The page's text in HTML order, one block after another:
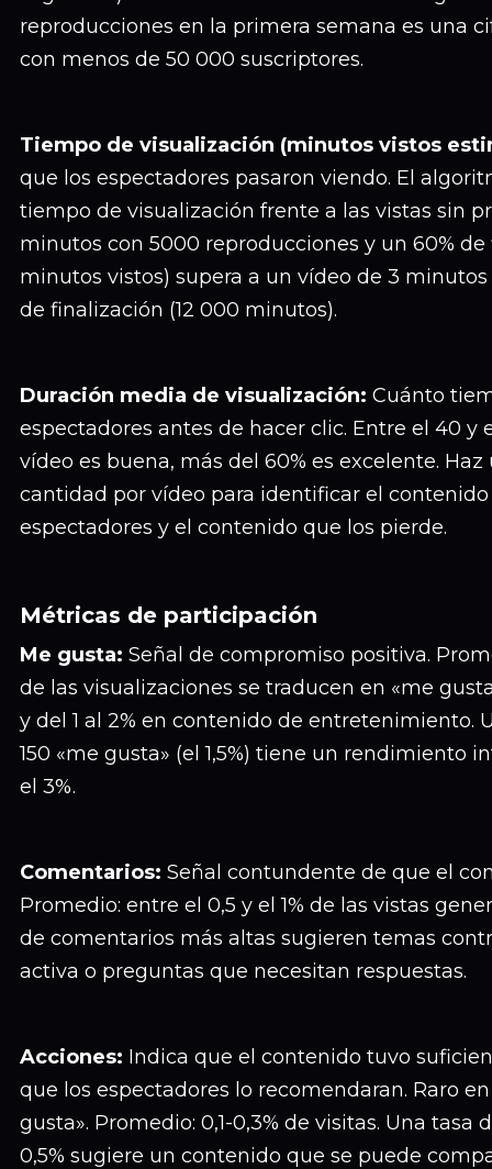
reproducciones en la primera semana es una
con menos de 50 000 suscriptores.
Tiempo de visualización (minutos vistos
que los espectadores pasaron viendo. El
tiempo de visualización frente a las vistas sin
minutos con 5000 reproducciones y un 60%
minutos vistos) supera a un vídeo de 3
de finalización (12 000 minutos).
Duración media de visualización: Cuánto
espectadores antes de hacer clic. Entre el 40 y
vídeo es buena, más del 60% es excelente.
cantidad por vídeo para identificar el
espectadores y el contenido que los pierde.
Métricas de participación
Me gusta: Señal de compromiso positiva.
de las visualizaciones se traducen en «me
y del 1 al 2% en contenido de entretenimiento.
150 «me gusta» (el 1,5%) tiene un rendimiento
el 3%.
Comentarios: Señal contundente de que el
Promedio: entre el 0,5 y el 1% de las vistas
de comentarios más altas sugieren temas
activa o preguntas que necesitan respuestas.
Acciones: Indica que el contenido tuvo
que los espectadores lo recomendaran. Raro
gusta». Promedio: 0,1-0,3% de visitas. Una
0,5% sugiere un contenido que se puede